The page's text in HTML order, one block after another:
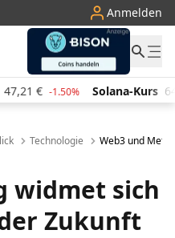
Anmelden
Kurs 64,69 € 2.60% TRON-
Technologie Web3 und
widmet sich
Zukunft